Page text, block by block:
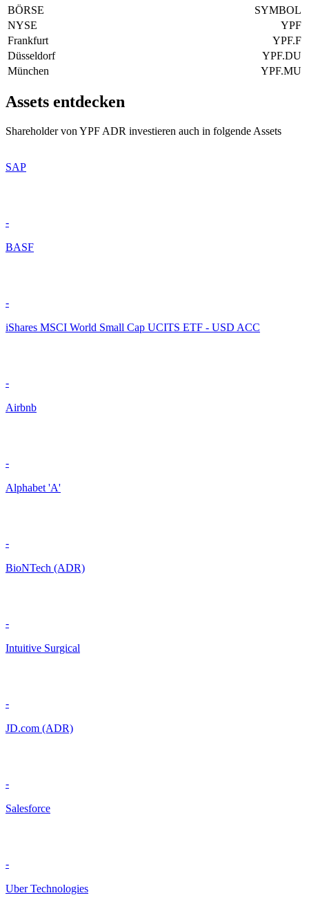
BÖRSE
SYMBOL
NYSE
YPF
Frankfurt
YPF.F
Düsseldorf
YPF.DU
München
YPF.MU
Assets entdecken
Shareholder von YPF ADR investieren auch in folgende Assets
SAP
-
BASF
-
iShares MSCI World Small Cap UCITS ETF - USD ACC
-
Airbnb
-
Alphabet 'A'
-
BioNTech (ADR)
-
Intuitive Surgical
-
JD.com (ADR)
-
Salesforce
-
Uber Technologies